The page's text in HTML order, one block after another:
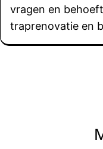
vragen en
traprenovatie en